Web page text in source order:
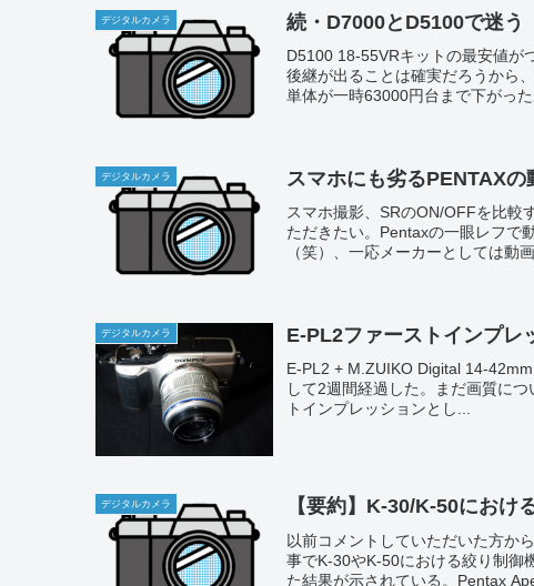
デジタルカメラ 続・D7000とD5100で迷う
D5100 18-55VRキットの最安値が
後継が出ることは確実だろうから
単体が一時63000円台まで下がった
デジタルカメラ スマホにも劣るPENTAXの
スマホ撮影、SRのON/OFFを比較
ただきたい。Pentaxの一眼レフで
（笑）、一応メーカーとしては動
デジタルカメラ E-PL2ファーストインプレ
E-PL2 + M.ZUIKO Digital 14-
して2週間経過した。まだ画質に
トインプレッションとし...
デジタルカメラ 【要約】K-30/K-50におけ
以前コメントしていただいた方か
事でK-30やK-50における絞り制御
た結果が示されている。Pentax